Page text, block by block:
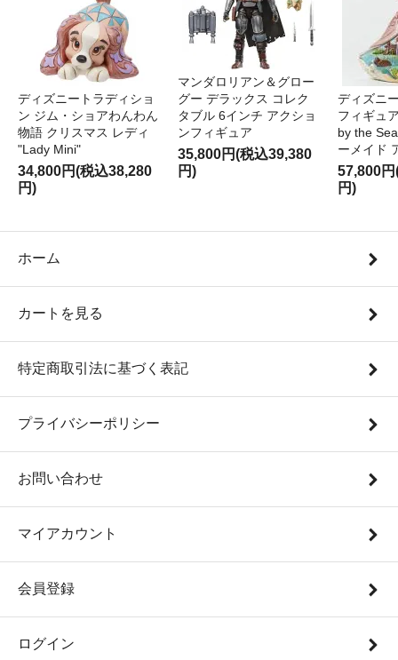
ディズニートラディショ
ン ジム・ショアわんわん
物語 クリスマス レディ
"Lady Mini"
34,800円(税込38,280
円)
マンダロリアン＆グロー
グー デラックス コレク
タブル 6インチ アクショ
ンフィギュア
35,800円(税込39,380
円)
ディズニ
フィギュ
by the
ーメイド
57,800
円)
ホーム
カートを見る
特定商取引法に基づく表記
プライバシーポリシー
お問い合わせ
マイアカウント
会員登録
ログイン